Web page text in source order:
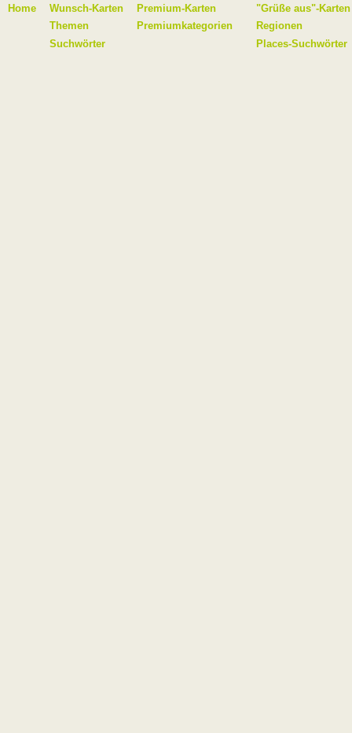
Home
Wunsch-Karten
Themen
Suchwörter
Premium-Karten
Premiumkategorien
"Grüße aus"-Karten
Regionen
Places-Suchwörter